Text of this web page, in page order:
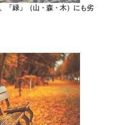
「緑」（山・森・木）にも劣